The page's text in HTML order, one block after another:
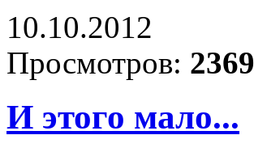
10.10.2012
Просмотров: 2369
И этого мало...